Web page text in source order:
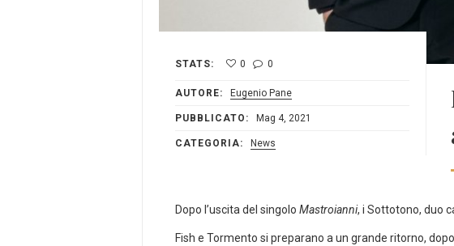
STATS: 0 0
AUTORE: Eugenio Pane
PUBBLICATO: Mag 4, 2021
CATEGORIA: News
Dopo l’uscita del singolo Mastroianni, i Sottotono, duo
Fish e Tormento si preparano a un grande ritorno,